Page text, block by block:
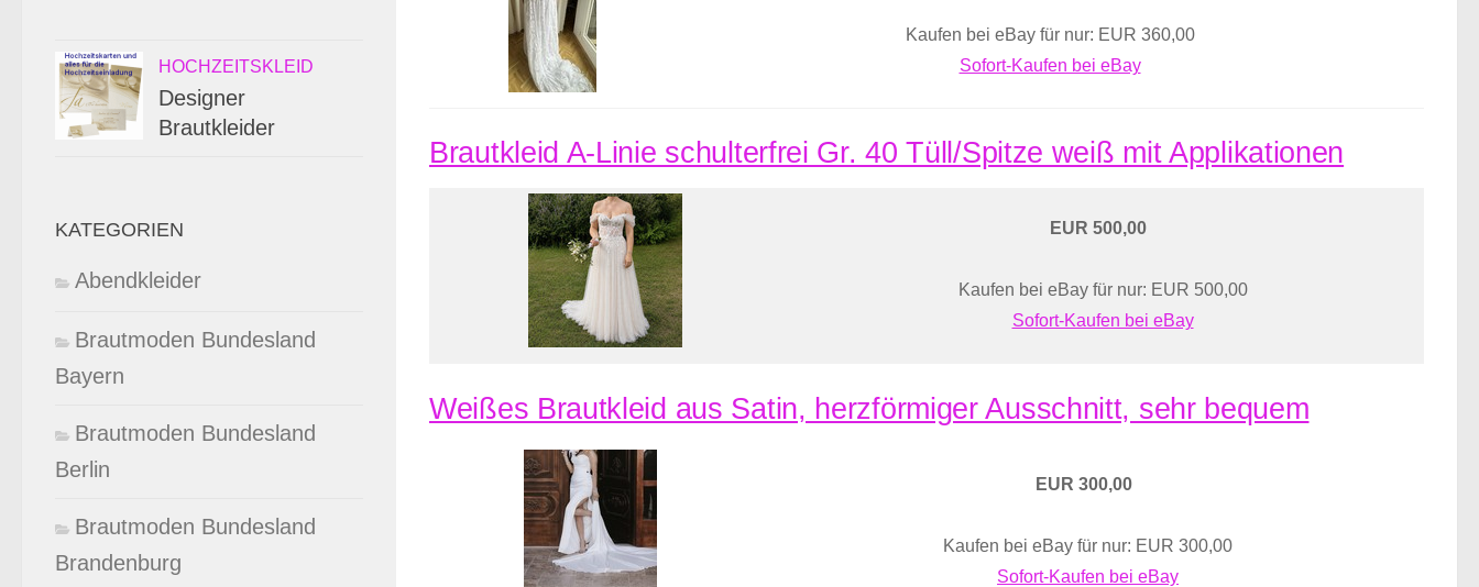
Kaufen bei eBay für nur: EUR 360,00
Sofort-Kaufen bei eBay
Brautkleid A-Linie schulterfrei Gr. 40 Tüll/Spitze weiß mit Applikationen
EUR 500,00
Kaufen bei eBay für nur: EUR 500,00
Sofort-Kaufen bei eBay
Weißes Brautkleid aus Satin, herzförmiger Ausschnitt, sehr bequem
EUR 300,00
Kaufen bei eBay für nur: EUR 300,00
Sofort-Kaufen bei eBay
HOCHZEITSKLEID
Designer
Brautkleider
KATEGORIEN
Abendkleider
Brautmoden Bundesland
Bayern
Brautmoden Bundesland
Berlin
Brautmoden Bundesland
Brandenburg